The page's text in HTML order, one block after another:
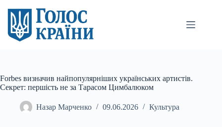
вмісту
Forbes визначив найпопулярніших українських артистів.
Секрет: першість не за Тарасом Цимбалюком
Назар Марченко 09.06.2026 Культура